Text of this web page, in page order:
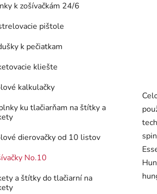
k zošívačkám 24/6
pištole
k pečiatkam
kliešte
kalkulačky
ku tlačiarňam na štítky a
dierovačky od 10 listov
No.10
a štítky do tlačiarní na